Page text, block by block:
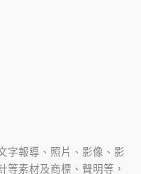
字報導、照片、影像、影
等素材及商標、聲明等，